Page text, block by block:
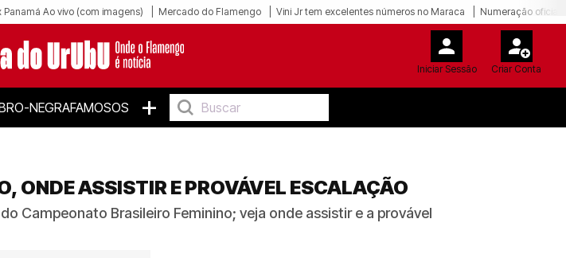
Panamá Ao vivo (com imagens) Mercado do Flamengo Vini Jr tem excelentes números no Maraca Numeração oficial
Iniciar Sessão Criar Conta
NEGRAFAMOSOS +
ONDE ASSISTIR E PROVÁVEL ESCALAÇÃO
Campeonato Brasileiro Feminino; veja onde assistir e a provável